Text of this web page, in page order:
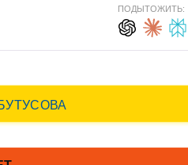
ПОДЫТОЖИТЬ: